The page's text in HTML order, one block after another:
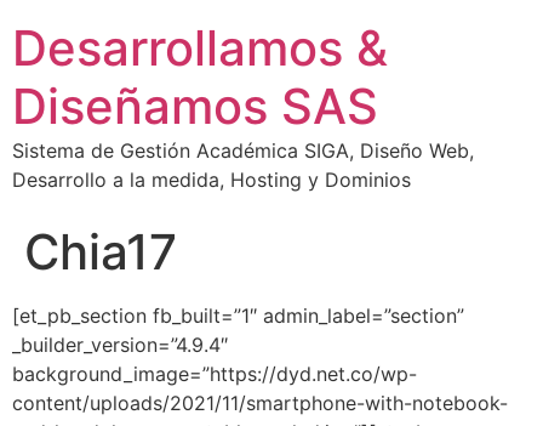
Desarrollamos &
Diseñamos SAS
Sistema de Gestión Académica SIGA, Diseño Web,
Desarrollo a la medida, Hosting y Dominios
Chia17
[et_pb_section fb_built=”1″ admin_label=”section”
_builder_version=”4.9.4″
background_image=”https://dyd.net.co/wp-
content/uploads/2021/11/smartphone-with-notebook-